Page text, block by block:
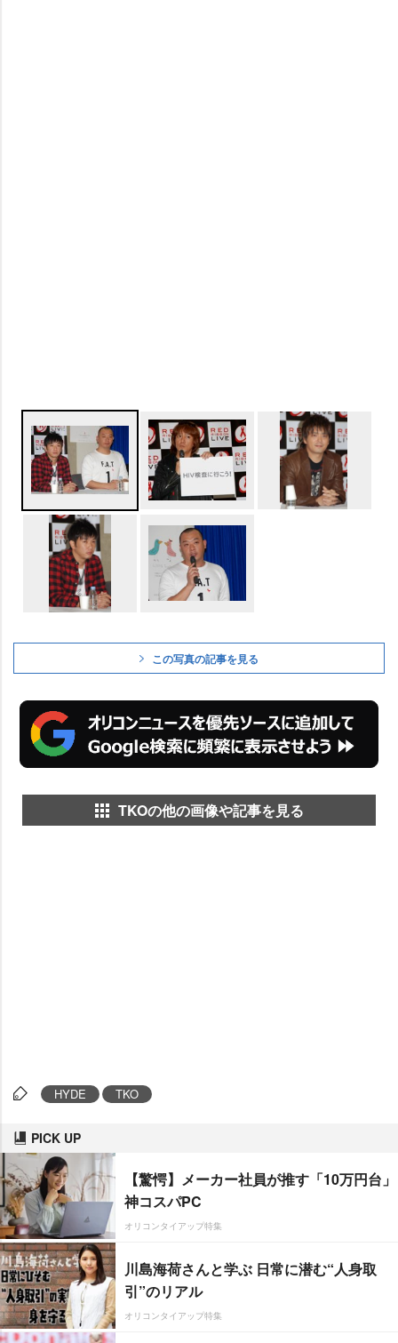
この写真の記事を見る
TKOの他の画像や記事を見る
HYDE TKO
PICK UP
【驚愕】メーカー社員が推す「10万円台」
神コスパPC
オリコンタイアップ特集
川島海荷さんと学ぶ 日常に潜む“人身取
引”のリアル
オリコンタイアップ特集